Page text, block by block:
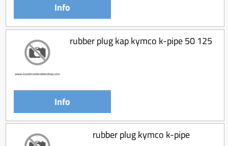
Info
rubber plug kap kymco k-pipe 50 125
Info
rubber plug kymco k-pipe